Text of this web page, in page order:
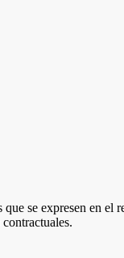
se expresen en